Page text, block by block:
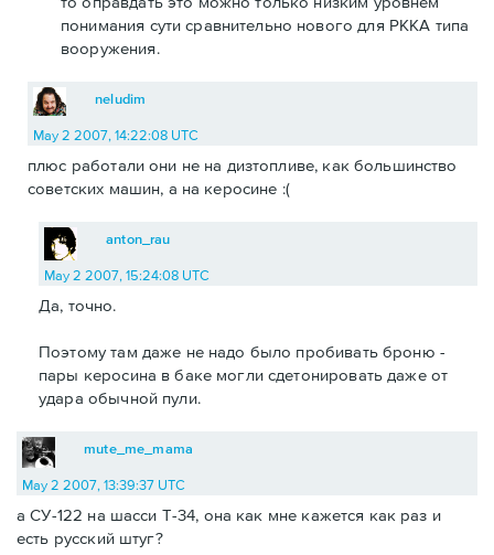
понимания сути сравнительно нового для РККА типа
вооружения.
neludim
May 2 2007, 14:22:08 UTC
плюс работали они не на дизтопливе, как большинство
советских машин, а на керосине :(
anton_rau
May 2 2007, 15:24:08 UTC
Да, точно.
Поэтому там даже не надо было пробивать броню -
пары керосина в баке могли сдетонировать даже от
удара обычной пули.
mute_me_mama
May 2 2007, 13:39:37 UTC
а СУ-122 на шасси Т-34, она как мне кажется как раз и
есть русский штуг?